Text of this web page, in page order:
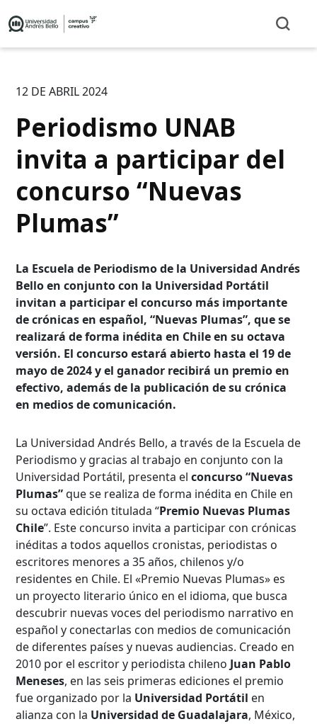
12 DE ABRIL 2024
Periodismo UNAB
invita a participar del
concurso “Nuevas
Plumas”
La Escuela de Periodismo de la Universidad Andrés
Bello en conjunto con la Universidad Portátil
invitan a participar el concurso más importante
de crónicas en español, “Nuevas Plumas”, que se
realizará de forma inédita en Chile en su octava
versión. El concurso estará abierto hasta el 19 de
mayo de 2024 y el ganador recibirá un premio en
efectivo, además de la publicación de su crónica
en medios de comunicación.
La Universidad Andrés Bello, a través de la Escuela de
Periodismo y gracias al trabajo en conjunto con la
Universidad Portátil, presenta elconcurso “Nuevas
Plumas”que se realiza de forma inédita en Chile en
su octava edición titulada “Premio Nuevas Plumas
Chile”. Este concurso invita a participar con crónicas
inéditas a todos aquellos cronistas, periodistas o
escritores menores a 35 años, chilenos y/o
residentes en Chile. El «Premio Nuevas Plumas» es
un proyecto literario único en el idioma, que busca
descubrir nuevas voces del periodismo narrativo en
español y conectarlas con medios de comunicación
de diferentes países y nuevas audiencias. Creado en
2010 por el escritor y periodista chileno Juan Pablo
Meneses, en las seis primeras ediciones el premio
fue organizado por la Universidad Portátil en
alianza con la Universidad de Guadalajara, México,